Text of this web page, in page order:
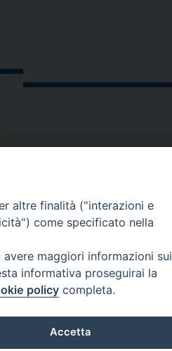
altre finalità ("interazioni e
come specificato nella
maggiori informazioni sui
informativa proseguirai la
policy completa.
Accetta